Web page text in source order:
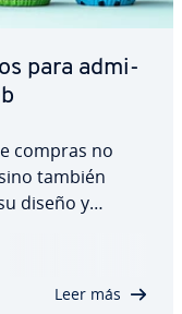
para ad­mi­
compras no
también
diseño y
el que el cliente
Leer más